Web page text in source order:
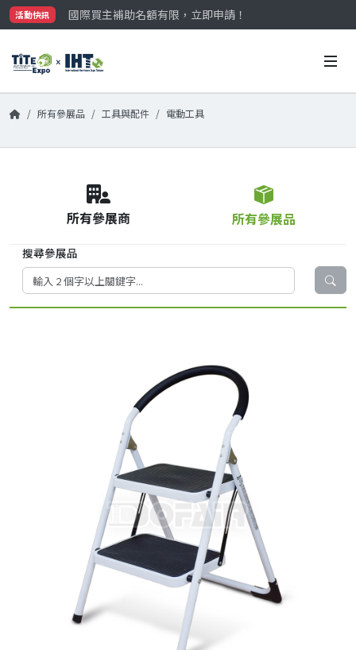
活動快訊
國際買主補助名額有限，立即申請！
參觀門票開放申請中‼️
國際買主補助名額有限，立即申請！
所有參展品 工具與配件 電動工具
所有參展商 所有參展品
搜尋參展品